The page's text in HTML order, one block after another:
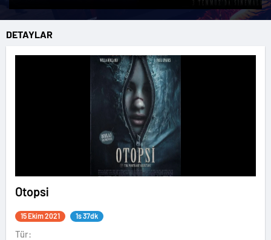
DETAYLAR
Otopsi
15 Ekim 2021 1s 37dk
Tür: